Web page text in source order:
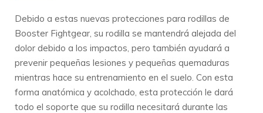
Debido a estas nuevas protecciones para rodillas de
Booster Fightgear, su rodilla se mantendrá alejada del
dolor debido a los impactos, pero también ayudará a
prevenir pequeñas lesiones y pequeñas quemaduras
mientras hace su entrenamiento en el suelo. Con esta
forma anatómica y acolchado, esta protección le dará
todo el soporte que su rodilla necesitará durante las